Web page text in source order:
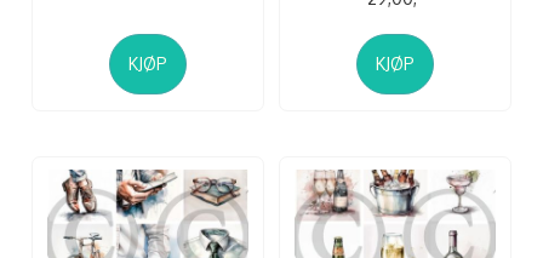
KJØP KJØP